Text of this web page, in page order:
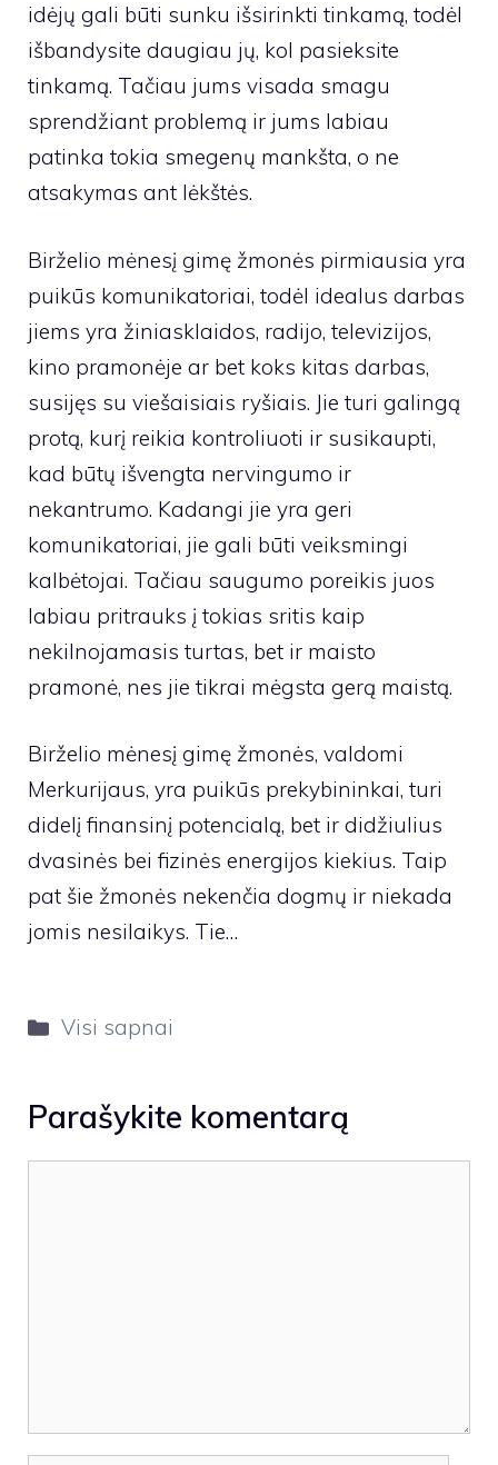
idėjų gali būti sunku išsirinkti tinkamą, todėl
išbandysite daugiau jų, kol pasieksite
tinkamą. Tačiau jums visada smagu
sprendžiant problemą ir jums labiau
patinka tokia smegenų mankšta, o ne
atsakymas ant lėkštės.
Birželio mėnesį gimę žmonės pirmiausia yra
puikūs komunikatoriai, todėl idealus darbas
jiems yra žiniasklaidos, radijo, televizijos,
kino pramonėje ar bet koks kitas darbas,
susijęs su viešaisiais ryšiais. Jie turi galingą
protą, kurį reikia kontroliuoti ir susikaupti,
kad būtų išvengta nervingumo ir
nekantrumo. Kadangi jie yra geri
komunikatoriai, jie gali būti veiksmingi
kalbėtojai. Tačiau saugumo poreikis juos
labiau pritrauks į tokias sritis kaip
nekilnojamasis turtas, bet ir maisto
pramonė, nes jie tikrai mėgsta gerą maistą.
Birželio mėnesį gimę žmonės, valdomi
Merkurijaus, yra puikūs prekybininkai, turi
didelį finansinį potencialą, bet ir didžiulius
dvasinės bei fizinės energijos kiekius. Taip
pat šie žmonės nekenčia dogmų ir niekada
jomis nesilaikys. Tie…
Kategorijos
Visi sapnai
Parašykite komentarą